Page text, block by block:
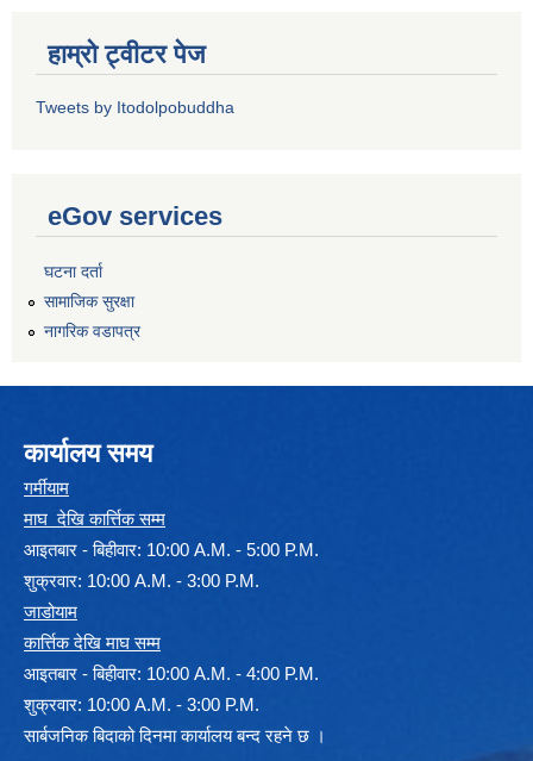
हाम्रो ट्वीटर पेज
Tweets by Itodolpobuddha
eGov services
घटना दर्ता
सामाजिक सुरक्षा
नागरिक वडापत्र
कार्यालय समय
गर्मीयाम
माघ देखि कार्त्तिक सम्म
आइतबार - बिहीवार: 10:00 A.M. - 5:00 P.M.
शुक्रवार: 10:00 A.M. - 3:00 P.M.
जाडोयाम
कार्त्तिक देखि माघ सम्म
आइतबार - बिहीवार: 10:00 A.M. - 4:00 P.M.
शुक्रवार: 10:00 A.M. - 3:00 P.M.
सार्बजनिक बिदाको दिनमा कार्यालय बन्द रहने छ ।